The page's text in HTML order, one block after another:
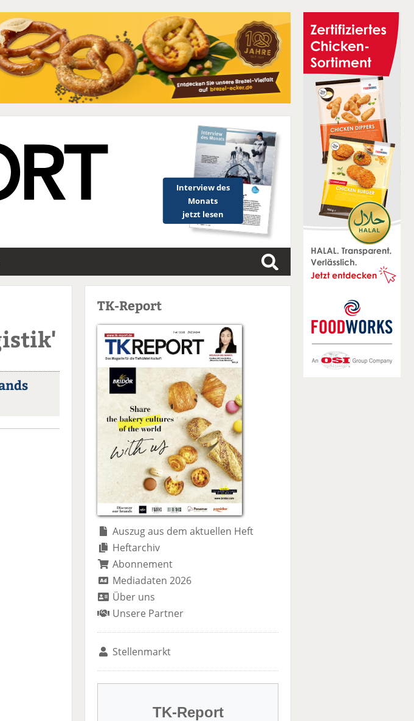
Interview des
Monats
jetzt lesen
S
u
TK-Report
Auszug aus dem aktuellen Heft
Heftarchiv
Abonnement
Mediadaten 2026
Über uns
Unsere Partner
Stellenmarkt
TK-Report